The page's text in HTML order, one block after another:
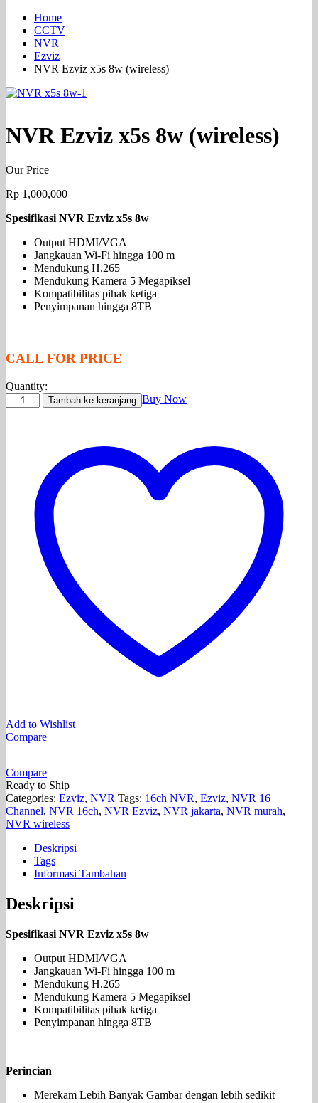
Home
CCTV
NVR
Ezviz
NVR Ezviz x5s 8w (wireless)
NVR Ezviz x5s 8w (wireless)
Our Price
Rp 1,000,000
Spesifikasi NVR Ezviz x5s 8w
Output HDMI/VGA
Jangkauan Wi-Fi hingga 100 m
Mendukung H.265
Mendukung Kamera 5 Megapiksel
Kompatibilitas pihak ketiga
Penyimpanan hingga 8TB
CALL FOR PRICE
Quantity:
Kuantitas
NVR
Tambah ke keranjang Buy Now
Add to Wishlist
Compare
Compare
Ready to Ship
Categories: Ezviz, NVR Tags: 16ch NVR, Ezviz, NVR 16
Channel, NVR 16ch, NVR Ezviz, NVR jakarta, NVR murah,
NVR wireless
Deskripsi
Tags
Informasi Tambahan
Deskripsi
Spesifikasi NVR Ezviz x5s 8w
Output HDMI/VGA
Jangkauan Wi-Fi hingga 100 m
Mendukung H.265
Mendukung Kamera 5 Megapiksel
Kompatibilitas pihak ketiga
Penyimpanan hingga 8TB
Perincian
Merekam Lebih Banyak Gambar dengan lebih sedikit